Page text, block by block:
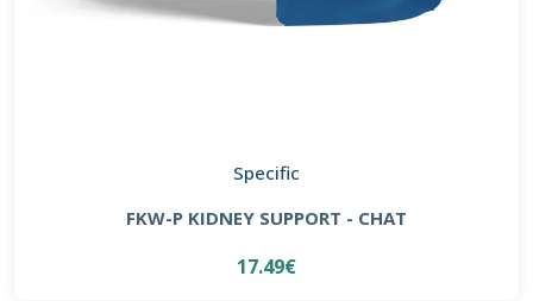
Specific
FKW-P KIDNEY SUPPORT - CHAT
17.49€